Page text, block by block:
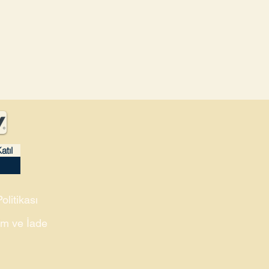
ve İade